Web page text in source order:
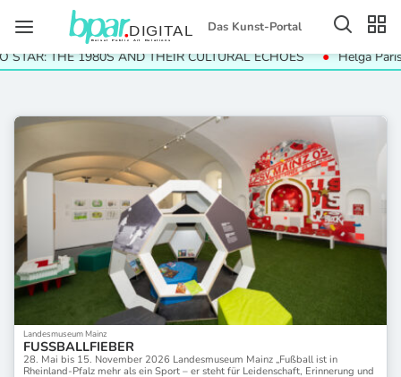
Das Kunst-Portal
CULTURAL ECHOES Helga Paris. Häuser und Gesichter. Halle
Landesmuseum Mainz
FUSSBALLFIEBER
28. Mai bis 15. November 2026 Landesmuseum Mainz „Fußball ist in
Rheinland-Pfalz mehr als ein Sport – er steht für Leidenschaft, Erinnerung und